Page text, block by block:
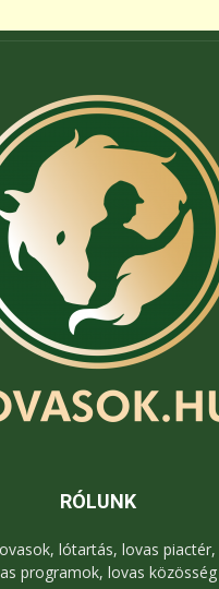
RÓLUNK
lótartás, lovas
programok, lovas közösség